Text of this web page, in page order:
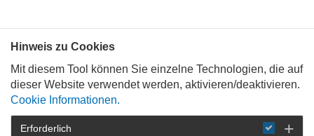
STARTSEITE
Hinweis zu Cookies
Mit diesem Tool können Sie einzelne Technologien, die auf
dieser Website verwendet werden, aktivieren/deaktivieren.
Cookie Informationen.
Erforderlich